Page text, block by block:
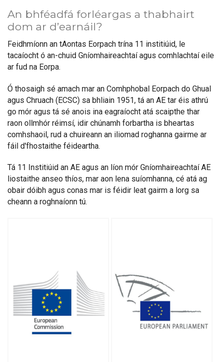
An bhféadfá forléargas a thabhairt
dom ar d’earnáil?
Feidhmíonn an tAontas Eorpach trína 11 institiúid, le
tacaíocht ó an-chuid Gníomhaireachtaí agus comhlachtaí eile
ar fud na Eorpa.
Ó thosaigh sé amach mar an Comhphobal Eorpach do Ghual
agus Chruach (ECSC) sa bhliain 1951, tá an AE tar éis athrú
go mór agus tá sé anois ina eagraíocht atá scaipthe thar
raon ollmhór réimsí, idir chúnamh forbartha is bheartas
comhshaoil, rud a chuireann an iliomad roghanna gairme ar
fáil d'fhostaithe féideartha.
Tá 11 Institiúid an AE agus an líon mór Gníomhaireachtaí AE
liostaithe anseo thíos, mar aon lena suíomhanna, cé atá ag
obair dóibh agus conas mar is féidir leat gairm a lorg sa
cheann a roghnaíonn tú.